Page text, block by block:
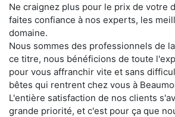
Ne craignez plus pour le prix de votre
faites confiance à nos experts, les
domaine.
Nous sommes des professionnels de
ce titre, nous bénéficions de toute
pour vous affranchir vite et sans
bêtes qui rentrent chez vous à
L'entière satisfaction de nos clients
grande priorité, et c'est pour ça que